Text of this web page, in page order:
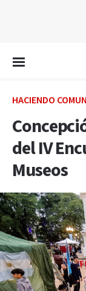
HACIENDO
del IV
Museos